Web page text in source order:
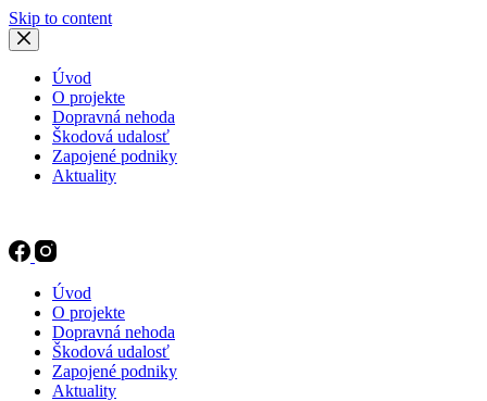
Skip to content
Úvod
O projekte
Dopravná nehoda
Škodová udalosť
Zapojené podniky
Aktuality
Úvod
O projekte
Dopravná nehoda
Škodová udalosť
Zapojené podniky
Aktuality